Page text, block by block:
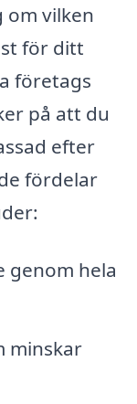
om vilken
för ditt
företags
på att du
efter
fördelar
genom hela
minskar